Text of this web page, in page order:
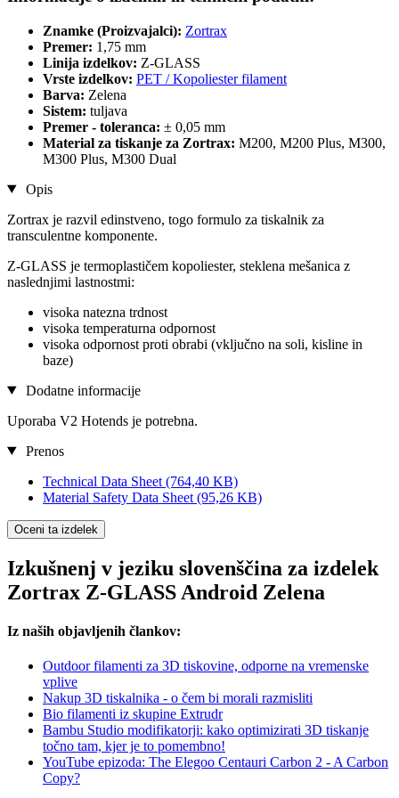
Znamke (Proizvajalci): Zortrax
Premer: 1,75 mm
Linija izdelkov: Z-GLASS
Vrste izdelkov: PET / Kopoliester filament
Barva: Zelena
Sistem: tuljava
Premer - toleranca: ± 0,05 mm
Material za tiskanje za Zortrax: M200, M200 Plus, M300,
M300 Plus, M300 Dual
Opis
Zortrax je razvil edinstveno, togo formulo za tiskalnik za
transculentne komponente.
Z-GLASS je termoplastičem kopoliester, steklena mešanica z
naslednjimi lastnostmi:
visoka natezna trdnost
visoka temperaturna odpornost
visoka odpornost proti obrabi (vključno na soli, kisline in
baze)
Dodatne informacije
Uporaba V2 Hotends je potrebna.
Prenos
Technical Data Sheet (764,40 KB)
Material Safety Data Sheet (95,26 KB)
Oceni ta izdelek
Izkušnenj v jeziku slovenščina za izdelek
Zortrax Z-GLASS Android Zelena
Iz naših objavljenih člankov:
Outdoor filamenti za 3D tiskovine, odporne na vremenske
vplive
Nakup 3D tiskalnika - o čem bi morali razmisliti
Bio filamenti iz skupine Extrudr
Bambu Studio modifikatorji: kako optimizirati 3D tiskanje
točno tam, kjer je to pomembno!
YouTube epizoda: The Elegoo Centauri Carbon 2 - A Carbon
Copy?